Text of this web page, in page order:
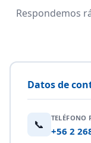
Respondemos
Datos de
📞 TELÉFONO
+56 2